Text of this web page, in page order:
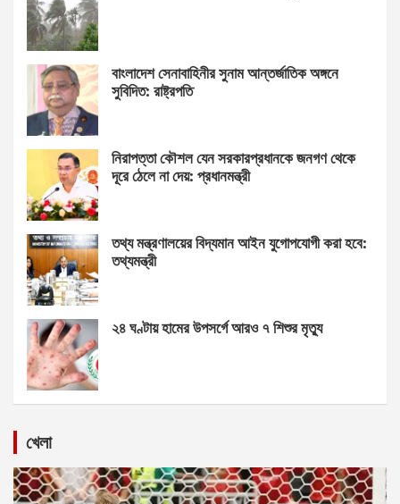
বাংলাদেশ সেনাবাহিনীর সুনাম আন্তর্জাতিক অঙ্গনে
সুবিদিত: রাষ্ট্রপতি
নিরাপত্তা কৌশল যেন সরকারপ্রধানকে জনগণ থেকে
দূরে ঠেলে না দেয়: প্রধানমন্ত্রী
তথ্য মন্ত্রণালয়ের বিদ্যমান আইন যুগোপযোগী করা হবে:
তথ্যমন্ত্রী
২৪ ঘণ্টায় হামের উপসর্গে আরও ৭ শিশুর মৃত্যু
খেলা